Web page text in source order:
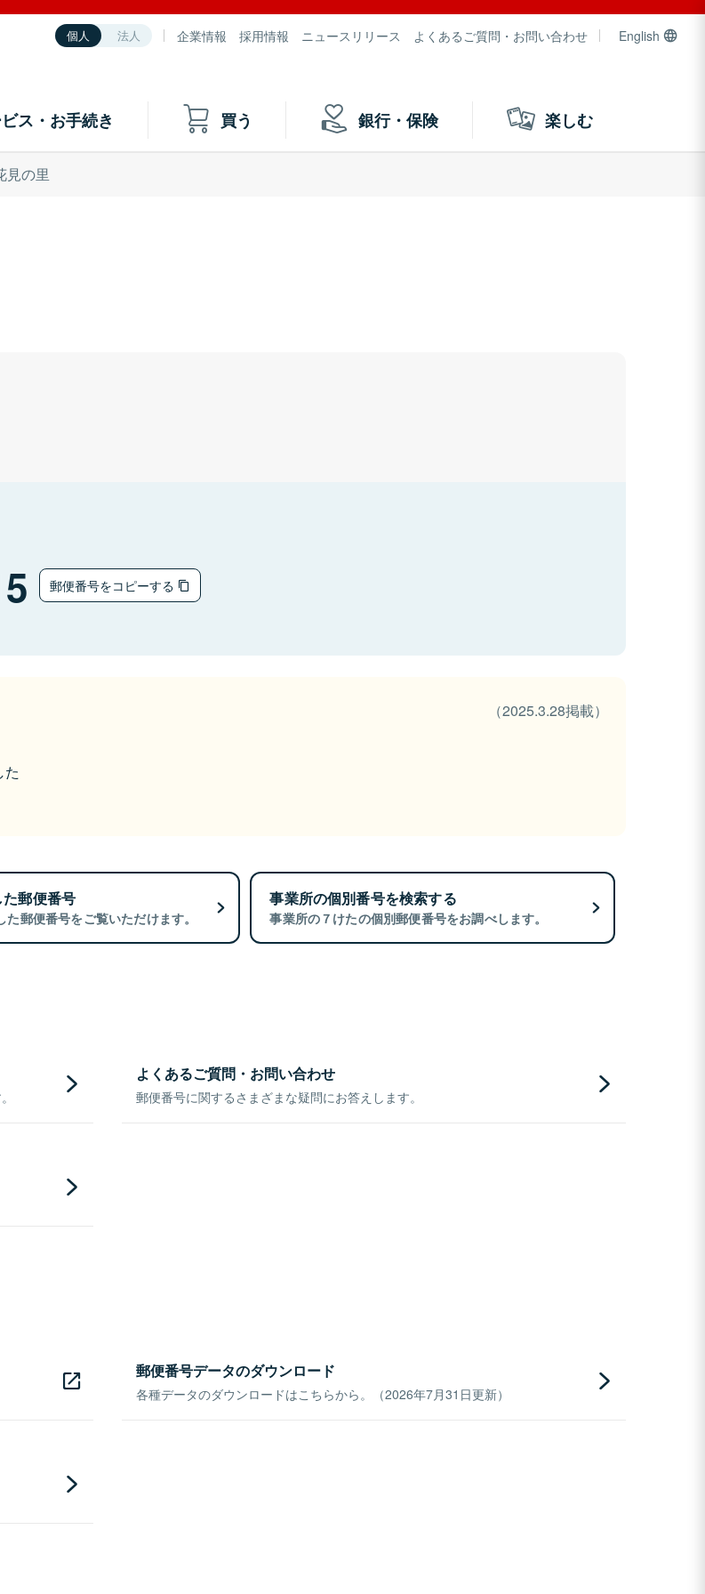
個人 法人 企業情報 採用情報 ニュースリリース よくあるご質問・お問い合わせ English
ス・お手続き 買う 銀行・保険 楽しむ
見の里
郵便番号をコピーする
（2025.3.28掲載）
た
郵便番号
た郵便番号をご覧いただけます。
事業所の個別番号を検索する
事業所の７けたの個別郵便番号をお調べします。
よくあるご質問・お問い合わせ
郵便番号に関するさまざまな疑問にお答えします。
郵便番号データのダウンロード
各種データのダウンロードはこちらから。（2026年7月31日更新）